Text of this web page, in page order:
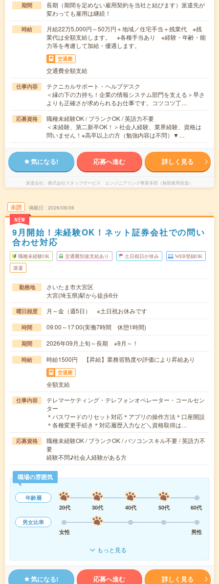
期間
長期（期間を定めない雇用契約を当社と結びます）派遣先が
変わっても雇用は継続！
時給
月給22万5,000円～50万円＋地域／住宅手当＋残業代 ※残
業代は全額支給します。 ※各種手当あり ※経験・年齢・能
力等を考慮して加給・優遇します。
交通費
交通費全額支給
仕事内容
テクニカルサポート・ヘルプデスク
＜縁の下の力持ち！企業の情報システム部門を支える＞早さ
よりも正確さが求められるお仕事です。コツコツ丁…
応募資格
職種未経験OK / ブランクOK / 英語力不要
＜未経験、第二新卒OK！＞社会人経験、業界経験、資格は
問いません！※高卒以上の方（勉強内容は不問）▼…
気になる! 応募へ進む 詳しく見る
派遣会社 株式会社スタッフサービス エンジニアリング事業本部（無期雇用派遣）
未読
NEW
掲載日 2026/08/06
9月開始！未経験OK！ネット証券会社での問い
合わせ対応
職種未経験OK 交通費別途支給あり 土日祝日が休み WEB登録OK
派遣
勤務地
さいたま市大宮区
大宮(埼玉県)駅から徒歩6分
曜日頻度 月～金（週5日） ※土日祝お休みです
時間 09:00～17:00(実働7時間 休憩1時間)
期間 2026年09月上旬～長期 ※9月～！
時給 時給1500円 【昇給】業務習熟度や評価により昇給あり
交通費
全額支給
仕事内容
テレマーケティング・テレフォンオペレーター・コールセン
ター
＊パスワードのリセット対応＊アプリの操作方法＊口座開設
＊各種変更手続き＊対応履歴入力など＼資格取得は…
応募資格
職種未経験OK / ブランクOK / パソコンスキル不要 / 英語力不
要
経験不問♪社会人経験がある方
職場の雰囲気
年齢層
20代
30代 40代 50代
60代
男女比率
女性
男性
もっと見る
気になる! 応募へ進む 詳しく見る